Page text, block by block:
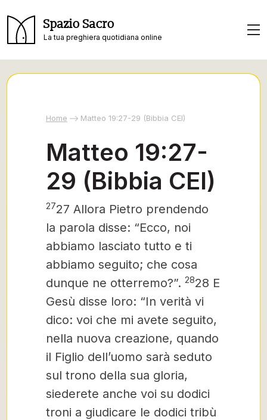
Spazio Sacro
La tua preghiera quotidiana online
Home Matteo 19:27-29 (Bibbia CEI)
Matteo 19:27-
29 (Bibbia CEI)
2727 Allora Pietro prendendo
la parola disse: “Ecco, noi
abbiamo lasciato tutto e ti
abbiamo seguito; che cosa
dunque ne otterremo?”. 2828 E
Gesù disse loro: “In verità vi
dico: voi che mi avete seguito,
nella nuova creazione, quando
il Figlio dell’uomo sarà seduto
sul trono della sua gloria,
siederete anche voi su dodici
troni a giudicare le dodici tribù